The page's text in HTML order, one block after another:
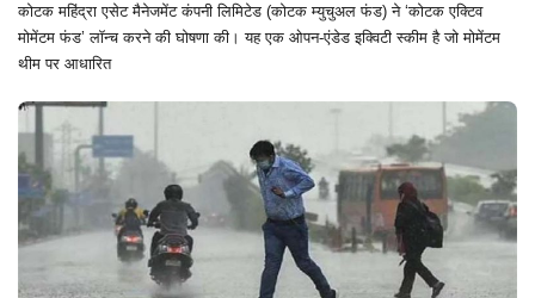
कोटक महिंद्रा एसेट मैनेजमेंट कंपनी लिमिटेड (कोटक म्युचुअल फंड) ने ‘कोटक एक्टिव
मोमेंटम फंड’ लॉन्च करने की घोषणा की। यह एक ओपन-एंडेड इक्विटी स्कीम है जो मोमेंटम
थीम पर आधारित